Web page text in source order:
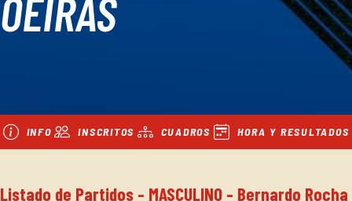
OEIRAS
INFO INSCRITOS CUADROS HORA Y RESULTADOS
Listado de Partidos - MASCULINO - Bernardo Rocha